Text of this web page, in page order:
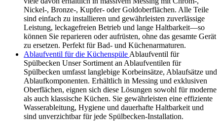
Nickel-, Bronze-, Kupfer- oder Goldoberflächen. Alle Teile
sind einfach zu installieren und gewährleisten zuverlässige
Leistung, leckagefreien Betrieb und lange Haltbarkeit—so
können Sie reparieren oder aufrüsten, ohne das gesamte Gerät
zu ersetzen. Perfekt für Bad- und Küchenarmaturen.
Ablaufventil für die Küchenspüle Ablaufventil für
Spülbecken Unser Sortiment an Ablaufventilen für
Spülbecken umfasst langlebige Korbeinsätze, Ablaufsätze und
Ablaufkomponenten. Erhältlich in Messing und exklusiven
Oberflächen, eignen sich diese Lösungen sowohl für moderne
als auch klassische Küchen. Sie gewährleisten eine effiziente
Wasserableitung, Hygiene und dauerhafte Haltbarkeit und
sind unverzichtbar für jede Spülbecken-Installation.